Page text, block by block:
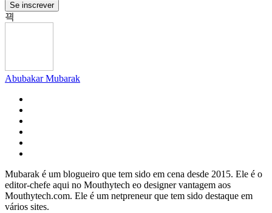
Se inscrever
Abubakar Mubarak
Mubarak é um blogueiro que tem sido em cena desde 2015. Ele é o
editor-chefe aqui no Mouthytech eo designer vantagem aos
Mouthytech.com. Ele é um netpreneur que tem sido destaque em
vários sites.